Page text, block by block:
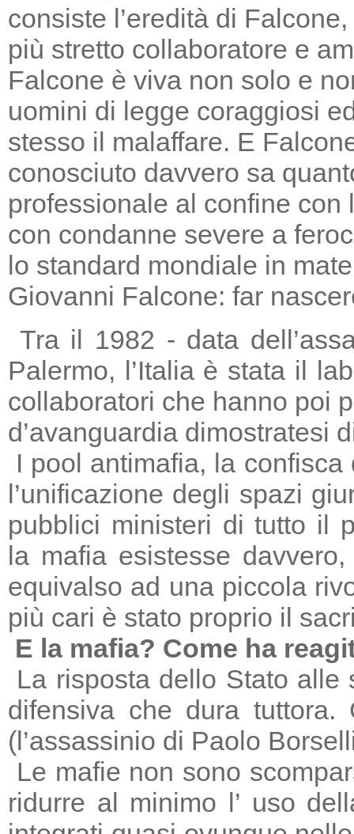
consiste l’eredità di
più stretto collaboratore e
Falcone è viva non solo e
uomini di legge coraggiosi
stesso il malaffare. E
conosciuto davvero sa
professionale al confine
con condanne severe a
lo standard mondiale in
Giovanni Falcone: far
Tra il 1982 - data
Palermo, l’Italia è stata il
collaboratori che hanno poi
d’avanguardia dimostratesi
I pool antimafia, la
l’unificazione degli spazi
pubblici ministeri di tutto il
la mafia esistesse
equivalso ad una piccola
più cari è stato proprio il
E la mafia? Come ha
La risposta dello Stato alle
difensiva che dura
(l’assassinio di Paolo
Le mafie non sono
ridurre al minimo l’ uso